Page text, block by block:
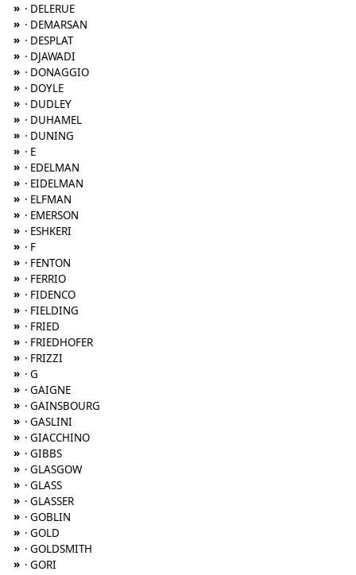
» · DELERUE
» · DEMARSAN
» · DESPLAT
» · DJAWADI
» · DONAGGIO
» · DOYLE
» · DUDLEY
» · DUHAMEL
» · DUNING
» · E
» · EDELMAN
» · EIDELMAN
» · ELFMAN
» · EMERSON
» · ESHKERI
» · F
» · FENTON
» · FERRIO
» · FIDENCO
» · FIELDING
» · FRIED
» · FRIEDHOFER
» · FRIZZI
» · G
» · GAIGNE
» · GAINSBOURG
» · GASLINI
» · GIACCHINO
» · GIBBS
» · GLASGOW
» · GLASS
» · GLASSER
» · GOBLIN
» · GOLD
» · GOLDSMITH
» · GORI